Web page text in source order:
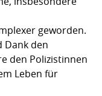
geworden.
Dank den
den Polizistinnen
Leben für